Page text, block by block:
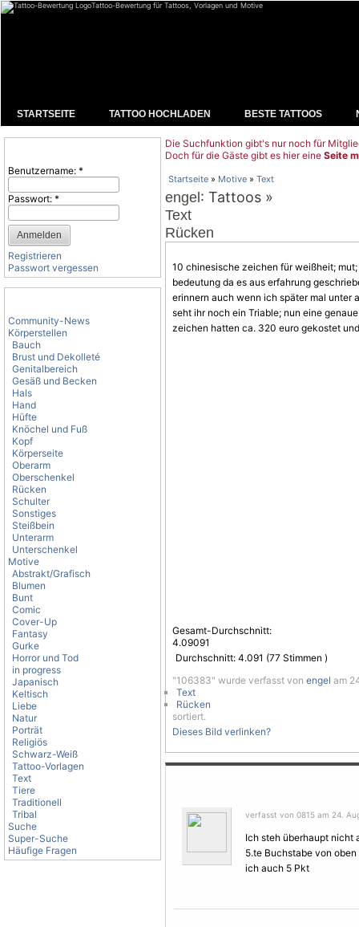
Tattoo-Bewertung für Tattoos, Vorlagen und Motive
STARTSEITE TATTOO HOCHLADEN BESTE TATTOOS
Benutzername: *
Passwort: *
Registrieren
Passwort vergessen
Community-News
Körperstellen
Bauch
Brust und Dekolleté
Genitalbereich
Gesäß und Becken
Hals
Hand
Hüfte
Knöchel und Fuß
Kopf
Körperseite
Oberarm
Oberschenkel
Rücken
Schulter
Sonstiges
Steißbein
Unterarm
Unterschenkel
Motive
Abstrakt/Grafisch
Blumen
Bunt
Comic
Cover-Up
Fantasy
Gurke
Horror und Tod
in progress
Japanisch
Keltisch
Liebe
Natur
Porträt
Religiös
Schwarz-Weiß
Tattoo-Vorlagen
Text
Tiere
Traditionell
Tribal
Suche
Super-Suche
Häufige Fragen
Die Suchfunktion gibt's nur noch für
Doch für die Gäste gibt es hier eine Seite
Startseite » Motive » Text
engel : Tattoos »
Text
Rücken
10 chinesische zeichen für weißheit;
bedeutung da es aus erfahrung
erinnern auch wenn ich später mal unter
seht ihr noch ein Triable; nun eine
zeichen hatten ca. 320 euro gekostet
Gesamt-Durchschnitt:
4.09091
Durchschnitt: 4.091 (77 Stimmen )
"106383" wurde verfasst von engel am
Text
Rücken
sortiert.
Dieses Bild verlinken?
verfasst von 0815 am 24.
Ich steh überhaupt nicht
5.te Buchstabe von
ich auch 5 Pkt